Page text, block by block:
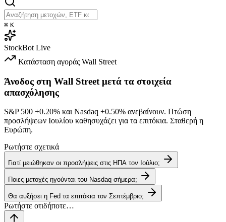
⌘ K
StockBot Live
Κατάσταση αγοράς Wall Street
Άνοδος στη Wall Street μετά τα στοιχεία
απασχόλησης
S&P 500 +0.20% και Nasdaq +0.50% ανεβαίνουν. Πτώση
προσλήψεων Ιουλίου καθησυχάζει για τα επιτόκια. Σταθερή η
Ευρώπη.
Ρωτήστε σχετικά
Γιατί μειώθηκαν οι προσλήψεις στις ΗΠΑ τον Ιούλιο;
Ποιες μετοχές ηγούνται του Nasdaq σήμερα;
Θα αυξήσει η Fed τα επιτόκια τον Σεπτέμβριο;